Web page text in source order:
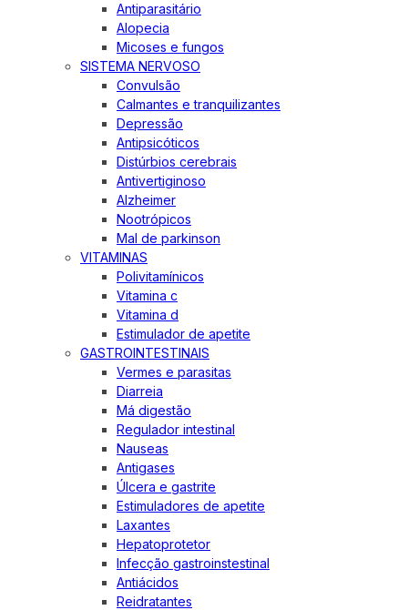
Antiparasitário
Alopecia
Micoses e fungos
SISTEMA NERVOSO
Convulsão
Calmantes e tranquilizantes
Depressão
Antipsicóticos
Distúrbios cerebrais
Antivertiginoso
Alzheimer
Nootrópicos
Mal de parkinson
VITAMINAS
Polivitamínicos
Vitamina c
Vitamina d
Estimulador de apetite
GASTROINTESTINAIS
Vermes e parasitas
Diarreia
Má digestão
Regulador intestinal
Nauseas
Antigases
Úlcera e gastrite
Estimuladores de apetite
Laxantes
Hepatoprotetor
Infecção gastroinstestinal
Antiácidos
Reidratantes